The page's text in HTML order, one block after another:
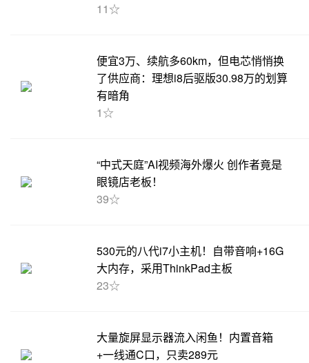
11☆
便宜3万、续航多60km，但电芯悄悄换
了供应商：理想i8后驱版30.98万的划算
有暗角
1☆
“中式天庭”AI视频海外爆火 创作者竟是
眼镜店老板！
39☆
530元的八代i7小主机！自带音响+16G
大内存，采用ThinkPad主板
23☆
大量旋屏显示器流入闲鱼！内置音箱
+一线通C口，只卖289元